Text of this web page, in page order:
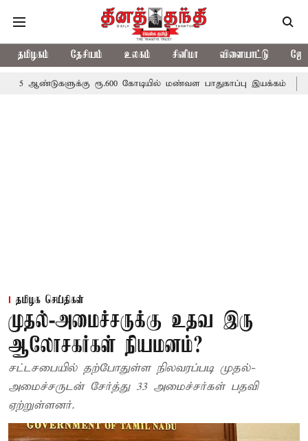
தமிழகம் தேசியம் உலகம் சினிமா விளையாட்டு
ரூ.600 கோடியில் மண்வள பாதுகாப்பு இயக்கம்
தமிழக செய்திகள்
முதல்-அமைச்சருக்கு உதவ இரு
ஆலோசகர்கள் நியமனம்?
சட்டசபையில் தற்போதுள்ள நிலவரப்படி முதல்-
அமைச்சருடன் சேர்த்து 33 அமைச்சர்கள் பதவி
ஏற்றுள்ளனர்.